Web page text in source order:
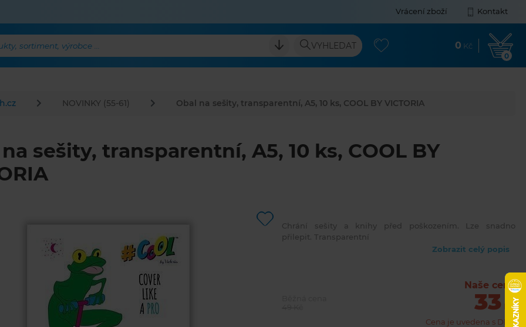
Vrácení zboží Kontakt
sortiment, výrobce ... VYHLEDAT 0 Kč
0
NOVINKY (55-61) Obal na sešity, transparentní, A5, 10 ks, COOL BY VICTORIA
sešity, transparentní, A5, 10 ks, COOL BY
Chrání sešity a knihy před poškozením. Lze snadno
přilepit. Transparentní
Zobrazit celý popis
Naše cena
33 Kč
Cena je uvedena s DPH